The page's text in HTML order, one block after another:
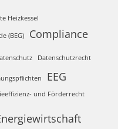
Heizkessel
(BEG) Compliance
Datenschutzrecht
EEG
und Förderrecht